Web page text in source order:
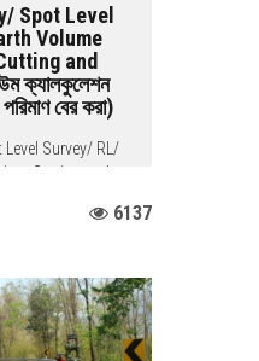
Spot Level
Volume
and
ক্যালকুলেশন
পরিমাণ বের করা)
Level Survey/ RL/
Cutting and...
6137